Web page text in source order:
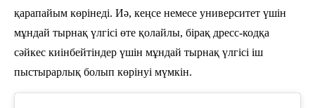
қарапайым көрінеді. Иә, кеңсе немесе университет үшін
мұндай тырнақ үлгісі өте қолайлы, бірақ дресс-кодқа
сәйкес киінбейтіндер үшін мұндай тырнақ үлгісі іш
пыстырарлық болып көрінуі мүмкін.